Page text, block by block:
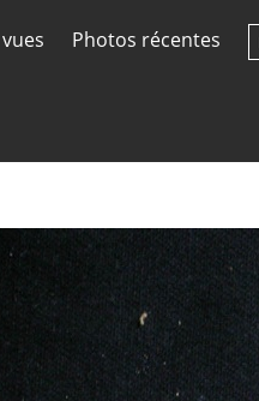
Photos récentes